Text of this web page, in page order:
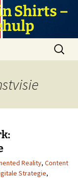
Shirts –
Zoeken
naar:
Reality, Content
Strategie,